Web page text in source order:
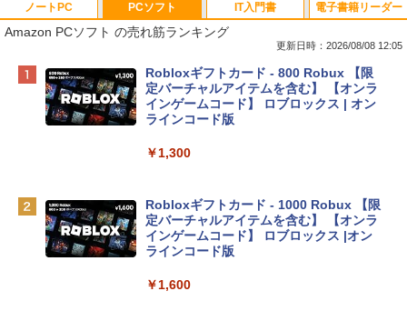
ノートPC
Apple 2026 MacBook Neo A18 Proチッ
プ搭載13インチノートブック：AIとAppl
e Intelligenceのために設計、Liquid Ret
inaディスプレイ、8GBユニファイドメモ
eTime HDカメラ - インディゴ
tomtoc 360°保護 15.6 16インチ パソコ
ンケース Dell NEC Lavie ASUS HP dyna
PCソフト
Amazon PCソフト の売れ筋ランキング
更新日時：2026/08/08 12:05
Robloxギフトカード - 800 Robux 【限
定バーチャルアイテムを含む】 【オンラ
インゲームコード】 ロブロックス | オン
ラインコード版
￥1,300
Robloxギフトカード - 1000 Robux 【限
定バーチャルアイテムを含む】 【オンラ
インゲームコード】 ロブロックス |オン
ラインコード版
￥1,600
IT入門書 電子書籍リーダー